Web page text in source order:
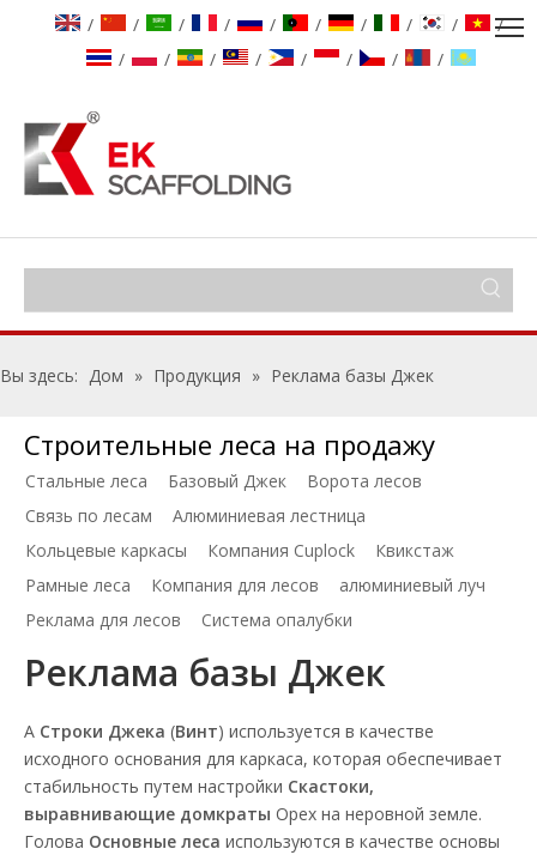
/ / / / / / / / /
/
/
/ / / / / / /
Вы здесь: Дом » Продукция » Реклама базы Джек
Строительные леса на продажу
Стальные леса Базовый Джек
Ворота лесов
Связь по лесам
Алюминиевая лестница
Кольцевые каркасы
Компания Cuplock
Квикстаж
Рамные леса
Компания для лесов
алюминиевый луч
Реклама для лесов
Система опалубки
Реклама базы Джек
А Строки Джека (Винт) используется в качестве
исходного основания для каркаса, которая обеспечивает
стабильность путем настройки Скастоки,
выравнивающие домкраты Орех на неровной земле.
Голова Основные леса используются в качестве основы